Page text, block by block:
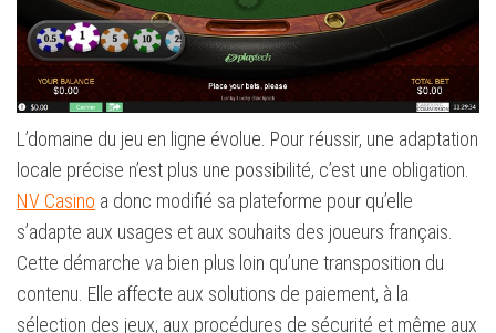
L’domaine du jeu en ligne évolue. Pour réussir, une adaptation
locale précise n’est plus une possibilité, c’est une obligation.
NV Casino a donc modifié sa plateforme pour qu’elle
s’adapte aux usages et aux souhaits des joueurs français.
Cette démarche va bien plus loin qu’une transposition du
contenu. Elle affecte aux solutions de paiement, à la
sélection des jeux, aux procédures de sécurité et même aux